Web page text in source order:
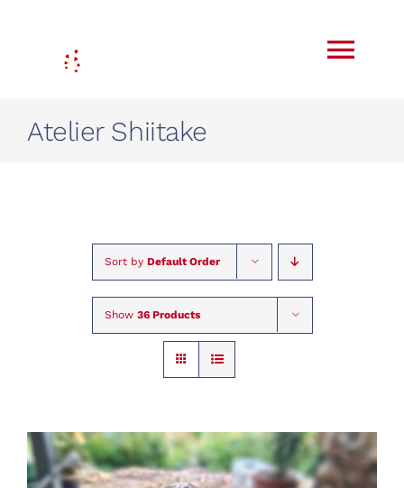
content
L’agriculture régénératrice
Atelier Shiitake
Sort by Default Order
Show 36 Products